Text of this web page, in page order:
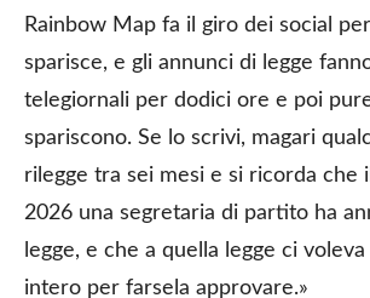
Rainbow Map fa il giro dei social
sparisce, e gli annunci di legge
telegiornali per dodici ore e poi
spariscono. Se lo scrivi, magari
rilegge tra sei mesi e si ricorda che
2026 una segretaria di partito ha
legge, e che a quella legge ci
intero per farsela approvare.»